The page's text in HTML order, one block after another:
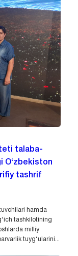
talaba-
O‘zbekiston
tashrif
hamda
tashkilotining
milliy
tuyg‘ularini...